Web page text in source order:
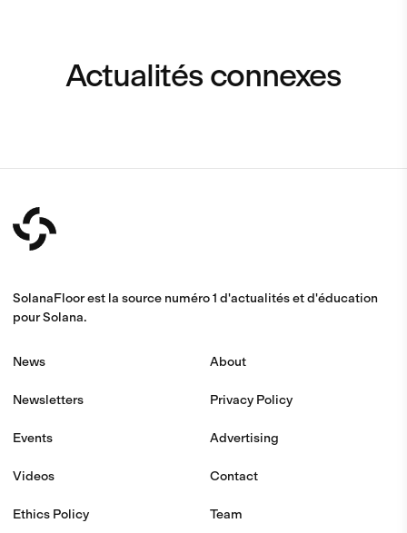
Actualités connexes
SolanaFloor est la source numéro 1 d'actualités et d'éducation
pour Solana.
News
Newsletters
Events
Videos
Ethics Policy
About
Privacy Policy
Advertising
Contact
Team